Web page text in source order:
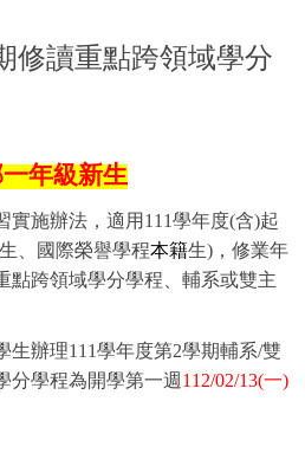
修讀重點跨領域學分
年級新生
實施辦法，適用 111學年度(含)起
、國際榮譽學程本籍生) ，修業年
點跨領域學分學程、輔系或雙主
生辦理111學年度第2學期輔系/雙
分學程為開學第一週 112/02/13(一)